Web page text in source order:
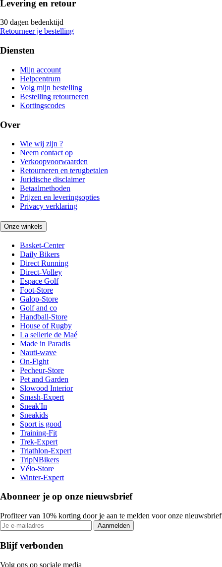
Levering en retour
30 dagen bedenktijd
Retourneer je bestelling
Diensten
Mijn account
Helpcentrum
Volg mijn bestelling
Bestelling retourneren
Kortingscodes
Over
Wie wij zijn ?
Neem contact op
Verkoopvoorwaarden
Retourneren en terugbetalen
Juridische disclaimer
Betaalmethoden
Prijzen en leveringsopties
Privacy verklaring
Onze winkels
Basket-Center
Daily Bikers
Direct Running
Direct-Volley
Espace Golf
Foot-Store
Galop-Store
Golf and co
Handball-Store
House of Rugby
La sellerie de Maé
Made in Paradis
Nauti-wave
On-Fight
Pecheur-Store
Pet and Garden
Slowood Interior
Smash-Expert
Sneak'In
Sneakids
Sport is good
Training-Fit
Trek-Expert
Triathlon-Expert
TripNBikers
Vélo-Store
Winter-Expert
Abonneer je op onze nieuwsbrief
Profiteer van 10% korting door je aan te melden voor onze nieuwsbrief
Aanmelden
Blijf verbonden
Volg ons op sociale media